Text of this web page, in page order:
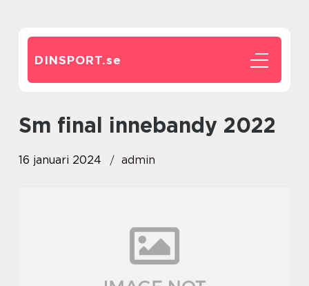
DINSPORT.se
sm final innebandy 2022
16 januari 2024 admin